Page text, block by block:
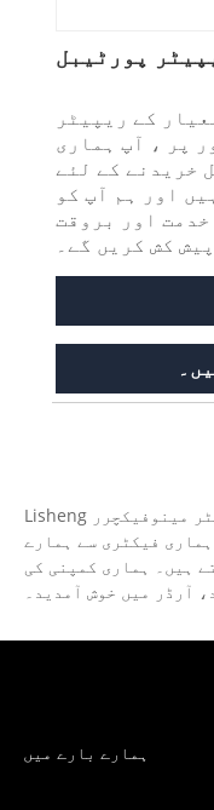
پورٹیبل
کے ریپیٹر
پر ، آپ ہماری
خریدنے کے لئے
اور ہم آپ کو
اور بروقت
کش کریں گے۔
Lisheng چین میں ایک پیشہ ور پورٹیبل ریپیٹر مینوفیکچرر
فیکٹری سے ہمارے
ہیں۔ ہماری کمپنی کی
آرڈر میں خوش آمدید۔
ہمارے بارے میں